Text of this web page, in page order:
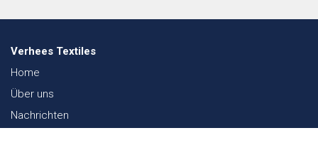
Verhees Textiles
Home
Über uns
Nachrichten